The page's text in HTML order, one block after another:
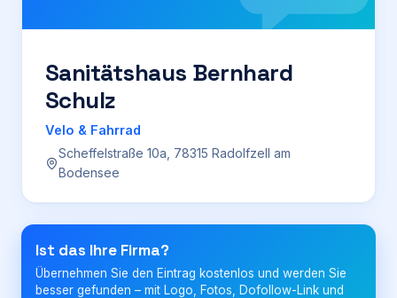
Für Firmen
Login
Sanitätshaus Bernhard
Schulz
Velo & Fahrrad
Scheffelstraße 10a, 78315 Radolfzell am
Bodensee
Ist das Ihre Firma?
Übernehmen Sie den Eintrag kostenlos und werden Sie
besser gefunden – mit Logo, Fotos, Dofollow-Link und